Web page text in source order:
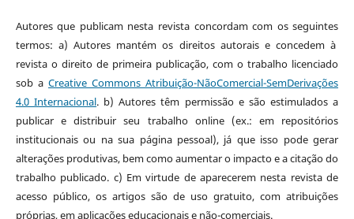
Autores que publicam nesta revista concordam com os seguintes
termos: a) Autores mantém os direitos autorais e concedem à
revista o direito de primeira publicação, com o trabalho licenciado
sob a Creative Commons Atribuição-NãoComercial-SemDerivações
4.0 Internacional. b) Autores têm permissão e são estimulados a
publicar e distribuir seu trabalho online (ex.: em repositórios
institucionais ou na sua página pessoal), já que isso pode gerar
alterações produtivas, bem como aumentar o impacto e a citação do
trabalho publicado. c) Em virtude de aparecerem nesta revista de
acesso público, os artigos são de uso gratuito, com atribuições
próprias, em aplicações educacionais e não-comerciais.